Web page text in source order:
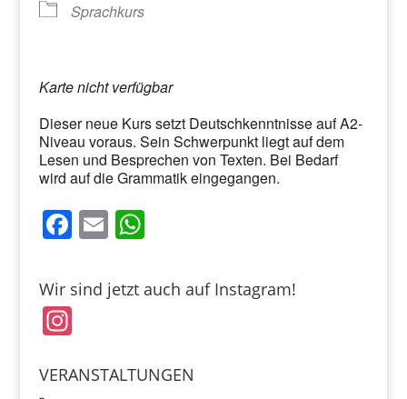
Sprachkurs
Karte nicht verfügbar
Dieser neue Kurs setzt Deutschkenntnisse auf A2-
Niveau voraus. Sein Schwerpunkt liegt auf dem
Lesen und Besprechen von Texten. Bei Bedarf
wird auf die Grammatik eingegangen.
F
c
e
b
o
E
ai
l
W
at
p
Wir sind jetzt auch auf Instagram!
In
a
VERANSTALTUNGEN